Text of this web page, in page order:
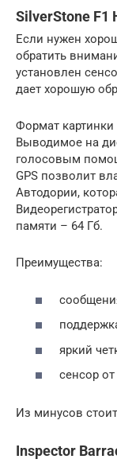
SilverStone F1
Если нужен
обратить
установлен
дает хорошую
Формат картинки
Выводимое на
голосовым
GPS позволит
Автодории,
памяти – 64 Гб.
Преимущества:
яркий
сенсор от
Из минусов
Inspector